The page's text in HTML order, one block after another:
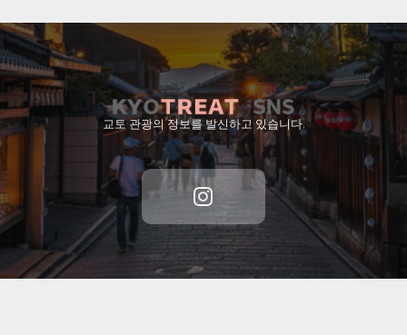
교토 관광의 정보를 발신하고 있습니다.